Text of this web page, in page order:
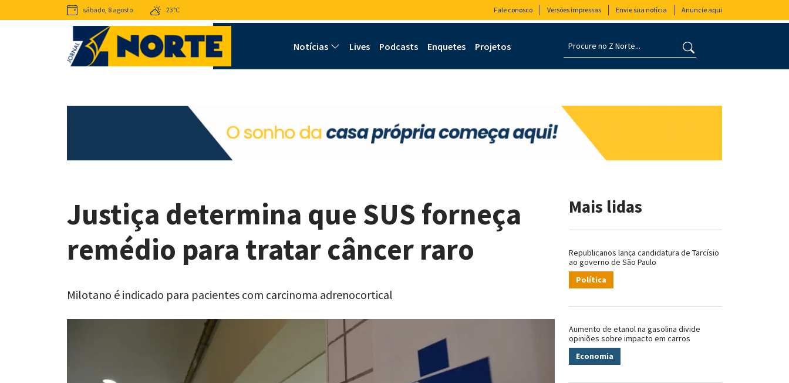
sábado, 8 agosto 23°C Fale conosco Versões impressas Envie sua notícia Anuncie aqui
Notícias Lives Podcasts Enquetes Projetos
Justiça determina que SUS forneça
remédio para tratar câncer raro
Milotano é indicado para pacientes com carcinoma adrenocortical
Mais lidas
Republicanos lança candidatura de Tarcísio
ao governo de São Paulo
Política
Aumento de etanol na gasolina divide
opiniões sobre impacto em carros
Economia